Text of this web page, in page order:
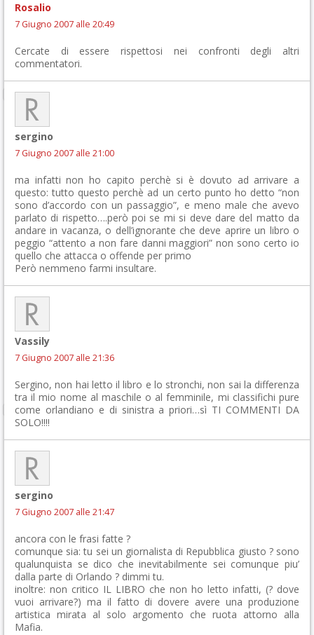
Rosalio
7 Giugno 2007 alle 20:49
Cercate di essere rispettosi nei confronti degli altri
commentatori.
sergino
7 Giugno 2007 alle 21:00
ma infatti non ho capito perchè si è dovuto ad arrivare a
questo: tutto questo perchè ad un certo punto ho detto “non
sono d’accordo con un passaggio”, e meno male che avevo
parlato di rispetto….però poi se mi si deve dare del matto da
andare in vacanza, o dell’ignorante che deve aprire un libro o
peggio “attento a non fare danni maggiori” non sono certo io
quello che attacca o offende per primo
Però nemmeno farmi insultare.
Vassily
7 Giugno 2007 alle 21:36
Sergino, non hai letto il libro e lo stronchi, non sai la differenza
tra il mio nome al maschile o al femminile, mi classifichi pure
come orlandiano e di sinistra a priori…sì TI COMMENTI DA
SOLO!!!!
sergino
7 Giugno 2007 alle 21:47
ancora con le frasi fatte ?
comunque sia: tu sei un giornalista di Repubblica giusto ? sono
qualunquista se dico che inevitabilmente sei comunque piu’
dalla parte di Orlando ? dimmi tu.
inoltre: non critico IL LIBRO che non ho letto infatti, (? dove
vuoi arrivare?) ma il fatto di dovere avere una produzione
artistica mirata al solo argomento che ruota attorno alla
Mafia.